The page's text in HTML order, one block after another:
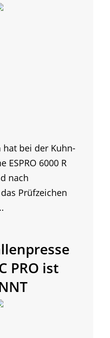
hat bei der Kuhn-
ESPRO 6000 R
nach
Prüfzeichen
PRO ist